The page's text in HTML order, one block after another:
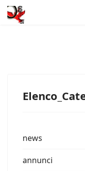
news
annunci